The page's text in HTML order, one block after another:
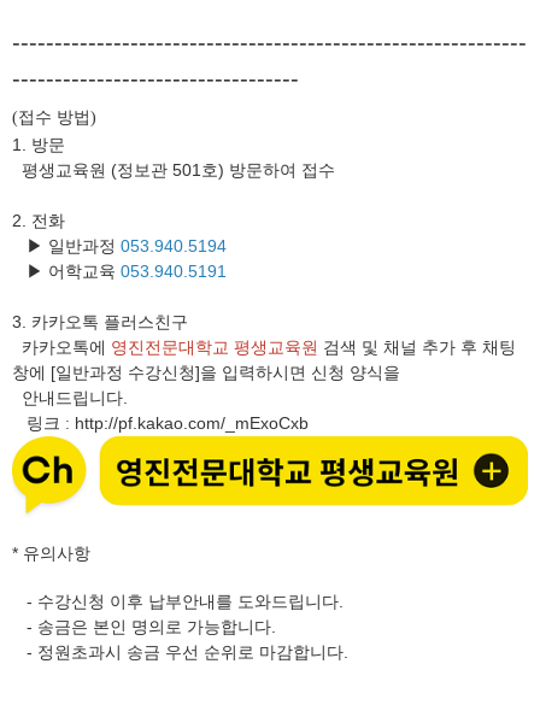
-------------------------------------------------------------
----------------------------------
(접수 방법)
1. 방문
평생교육원 (정보관 501호) 방문하여 접수
2. 전화
▶ 일반과정 053.940.5194
▶ 어학교육 053.940.5191
3. 카카오톡 플러스친구
카카오톡에 영진전문대학교 평생교육원 검색 및 채널 추가 후 채팅
창에 [일반과정 수강신청]을 입력하시면 신청 양식을
안내드립니다.
링크 : http://pf.kakao.com/_mExoCxb
* 유의사항
- 수강신청 이후 납부안내를 도와드립니다.
- 송금은 본인 명의로 가능합니다.
- 정원초과시 송금 우선 순위로 마감합니다.